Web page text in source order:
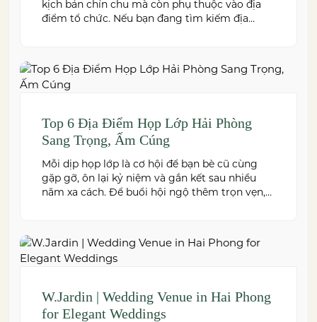
kịch bản chỉn chu mà còn phụ thuộc vào địa
điểm tổ chức. Nếu bạn đang tìm kiếm địa
Top 6 Địa Điểm Họp Lớp Hải Phòng
Sang Trọng, Ấm Cúng
Mỗi dịp họp lớp là cơ hội để bạn bè cũ cùng
gặp gỡ, ôn lại kỷ niệm và gắn kết sau nhiều
năm xa cách. Để buổi hội ngộ thêm trọn vẹn,
W.Jardin | Wedding Venue in Hai Phong
for Elegant Weddings